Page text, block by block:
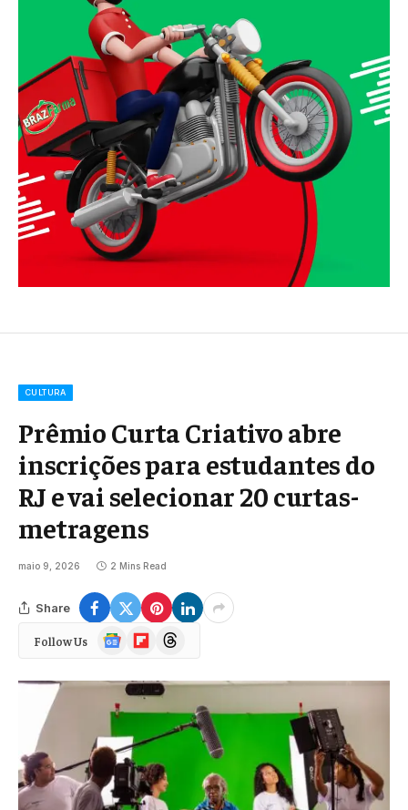
CULTURA
Prêmio Curta Criativo abre
inscrições para estudantes do
RJ e vai selecionar 20 curtas-
metragens
maio 9, 2026 2 Mins Read
Share
Follow Us
GoogleFlipboardThreads